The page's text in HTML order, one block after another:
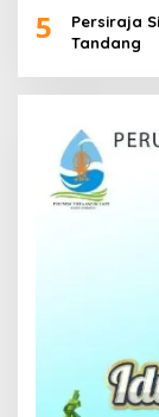
5
Persiraja
Tandang